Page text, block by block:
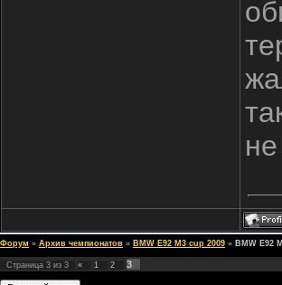
Форум » Архив чемпионатов » BMW E92 M3 cup 2009 » BMW E92
Страница 3 из 3 « 1 2 3